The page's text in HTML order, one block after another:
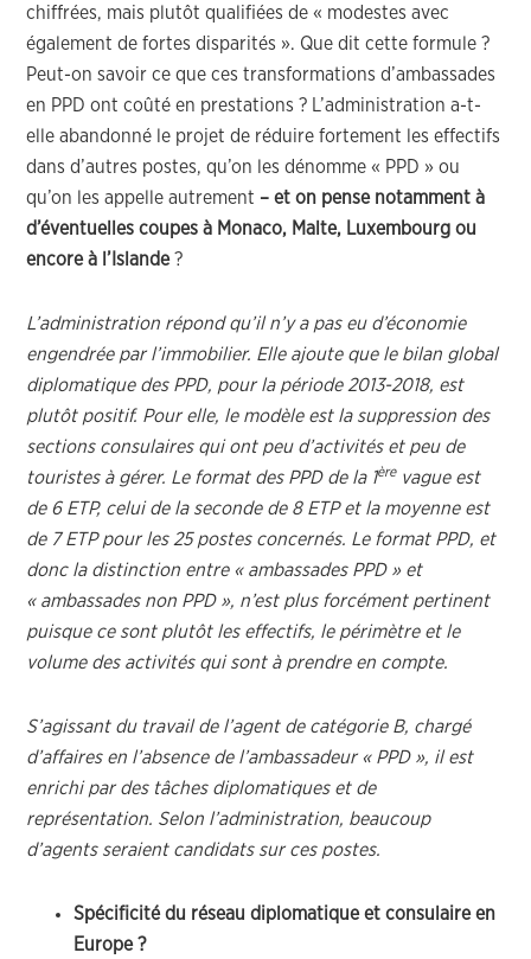
chiffrées, mais plutôt qualifiées de « modestes avec
également de fortes disparités ». Que dit cette formule ?
Peut-on savoir ce que ces transformations d’ambassades
en PPD ont coûté en prestations ? L’administration a-t-
elle abandonné le projet de réduire fortement les effectifs
dans d’autres postes, qu’on les dénomme « PPD » ou
qu’on les appelle autrement – et on pense notamment à
d’éventuelles coupes à Monaco, Malte, Luxembourg ou
encore à l’Islande?
L’administration répond qu’il n’y a pas eu d’économie
engendrée par l’immobilier. Elle ajoute que le bilan global
diplomatique des PPD, pour la période 2013-2018, est
plutôt positif. Pour elle, le modèle est la suppression des
sections consulaires qui ont peu d’activités et peu de
touristes à gérer. Le format des PPD de la 1èrevague est
de 6 ETP, celui de la seconde de 8 ETP et la moyenne est
de 7 ETP pour les 25 postes concernés. Le format PPD, et
donc la distinction entre « ambassades PPD » et
« ambassades non PPD », n’est plus forcément pertinent
puisque ce sont plutôt les effectifs, le périmètre et le
volume des activités qui sont à prendre en compte.
S’agissant du travail de l’agent de catégorie B, chargé
d’affaires en l’absence de l’ambassadeur « PPD », il est
enrichi par des tâches diplomatiques et de
représentation. Selon l’administration, beaucoup
d’agents seraient candidats sur ces postes.
Spécificité du réseau diplomatique et consulaire en
Europe ?